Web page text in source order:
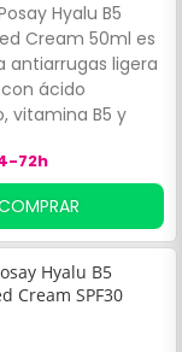
Hyalu B5
Cream 50ml es
antiarrugas ligera
ácido
vitamina B5 y
un efecto
alisante y
una textura
comedogénica
al tacto y,
propiedades
72h
Hyalu B5
Cream SPF30